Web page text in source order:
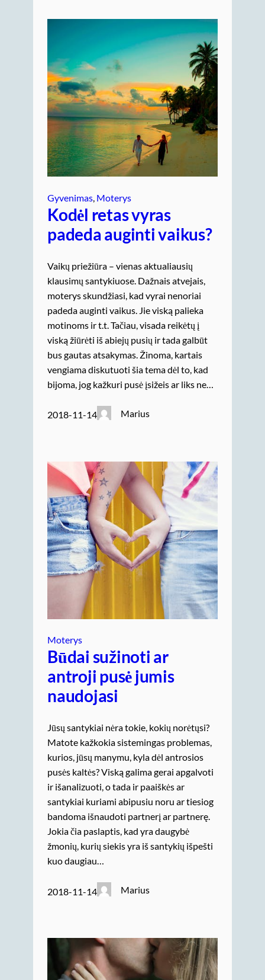
Gyvenimas Moterys
Kodėl retas vyras
padeda auginti vaikus?
Vaikų priežiūra – vienas aktualiausių
klausimų santykiuose. Dažnais atvejais,
moterys skundžiasi, kad vyrai nenoriai
padeda auginti vaikus. Jie viską palieka
motinoms ir t.t. Tačiau, visada reikėtų į
viską žiūrėti iš abiejų pusių ir tada galbūt
bus gautas atsakymas. Žinoma, kartais
vengiama diskutuoti šia tema dėl to, kad
bijoma, jog kažkuri pusė įsižeis ar liks ne…
2018-11-14 Marius
Moterys
Būdai sužinoti ar
antroji pusė jumis
naudojasi
Jūsų santykiai nėra tokie, kokių norėtųsi?
Matote kažkokia sistemingas problemas,
kurios, jūsų manymu, kyla dėl antrosios
pusės kaltės? Viską galima gerai apgalvoti
ir išanalizuoti, o tada ir paaiškės ar
santykiai kuriami abipusiu noru ar tiesiog
bandoma išnaudoti partnerį ar partnerę.
Jokia čia paslaptis, kad yra daugybė
žmonių, kurių siekis yra iš santykių išpešti
kuo daugiau…
2018-11-14 Marius